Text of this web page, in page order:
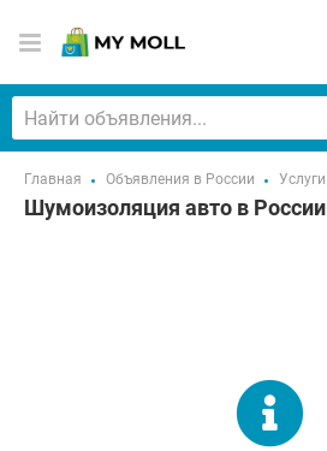
Главная Объявления в России Услуги
Шумоизоляция авто в России